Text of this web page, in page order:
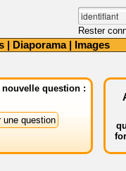
Rester
| Diaporama| Images
nouvelle question :